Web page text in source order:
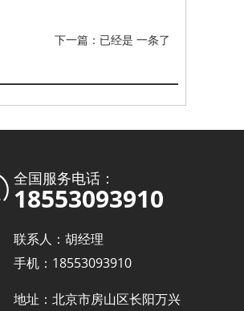
下一篇：已经是 一条了
全国服务电话：
18553093910
联系人：胡经理
手机：18553093910
地址：北京市房山区长阳万兴